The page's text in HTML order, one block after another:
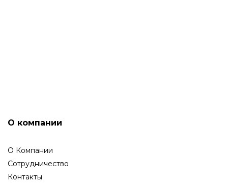
О компании
О Компании
Сотрудничество
Контакты